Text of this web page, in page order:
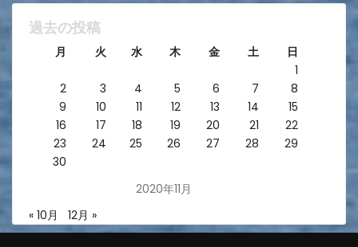
過去の投稿
2020年11月
月 火 水 木 金 土
日
1
2
3 4 5 6 7
8
9
10 11 12 13 14
15
16
17 18 19 20 21
22
23
24 25 26 27 28
29
30
« 10月 12月 »